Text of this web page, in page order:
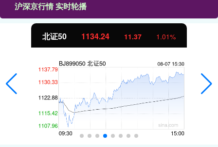
沪深京行情 实时轮播
北证50 1134.24 11.37 1.01%